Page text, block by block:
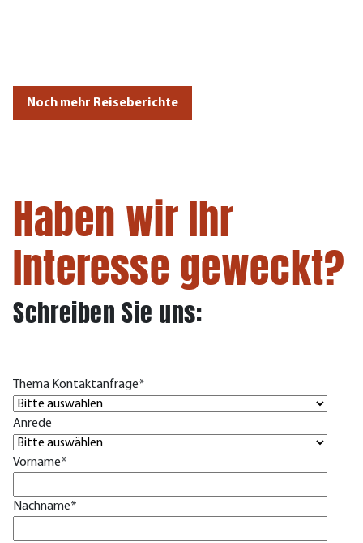
Noch mehr Reiseberichte
Haben wir Ihr
Interesse geweckt?
Schreiben Sie uns:
Thema Kontaktanfrage*
Anrede
Vorname*
Nachname*